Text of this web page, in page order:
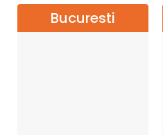
Bucuresti